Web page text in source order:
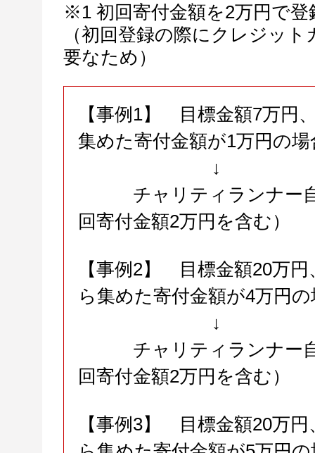
※1 初回寄付金額を2万円で登
（初回登録の際にクレジッ
要なため）
【事例1】 目標金額7万円
集めた寄付金額が1万円の場
↓
チャリティランナー
回寄付金額2万円を含む）
【事例2】 目標金額20万
ら集めた寄付金額が4万円の
↓
チャリティランナー
回寄付金額2万円を含む）
【事例3】 目標金額20万